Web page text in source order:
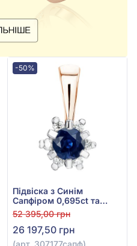
-50%
Підвіска з Синім
Сапфіром 0,695ct та
Діамантом 0,096ct із
червоного золота 585°,
арт. 307177сапф
52 395,00 грн
26 197,50 грн
(арт. 307177сапф)